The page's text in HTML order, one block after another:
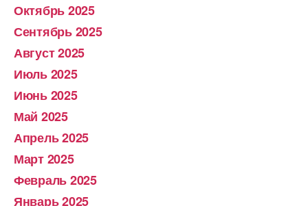
Октябрь 2025
Сентябрь 2025
Август 2025
Июль 2025
Июнь 2025
Май 2025
Апрель 2025
Март 2025
Февраль 2025
Январь 2025